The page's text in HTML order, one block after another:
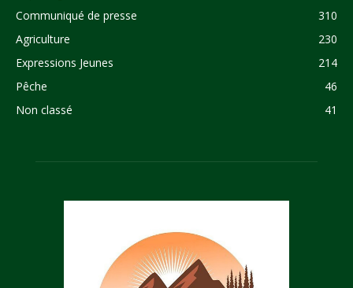
Communiqué de presse
310
Agriculture
230
Expressions Jeunes
214
Pêche
46
Non classé
41